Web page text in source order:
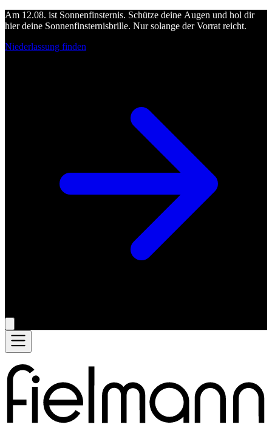
Am 12.08. ist Sonnenfinsternis. Schütze deine Augen und hol dir
hier deine Sonnenfinsternisbrille. Nur solange der Vorrat reicht.
Niederlassung finden